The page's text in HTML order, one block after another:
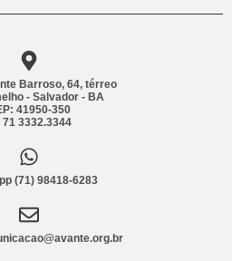
Barroso, 64, térreo
- Salvador - BA
41950-350
71 3332.3344
(71) 98418-6283